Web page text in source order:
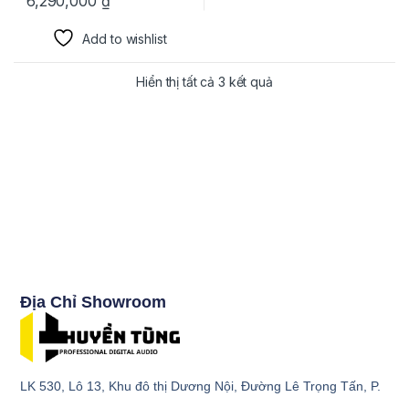
Add to wishlist
Hiển thị tất cả 3 kết quả
Địa Chỉ Showroom
LK 530, Lô 13, Khu đô thị Dương Nội, Đường Lê Trọng Tấn, P.